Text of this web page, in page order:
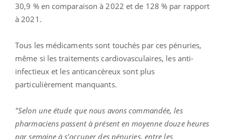
30,9 % en comparaison à 2022 et de 128 % par rapport
à 2021.
Tous les médicaments sont touchés par ces pénuries,
même si les traitements cardiovasculaires, les anti-
infectieux et les anticancéreux sont plus
particulièrement manquants.
"Selon une étude que nous avons commandée, les
pharmaciens passent à présent en moyenne douze heures
par semaine à s'occuper des pénuries, entre les